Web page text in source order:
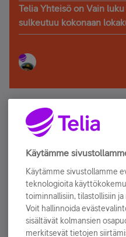
Telia Yhteisö on Vain
sulkeutuu kokonaan
Älä jää paitsi –
Tilaa Telian uutiskirje ja
sähköpostiisi.
Tilaa nyt
Käytämme
Käytämme sivustollamme
teknologioita
toiminnallisiin, tilastollisiin
Voit hallinnoida
sisältävät kolmansien
merkitsevät tietojen